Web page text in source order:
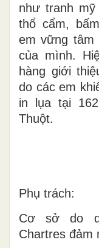
như tranh
thổ cẩm,
em vững tâm
của mình.
hàng giới
do các em
in lụa tại
Thuột.
Phụ trách:
Cơ sở do
Chartres đảm